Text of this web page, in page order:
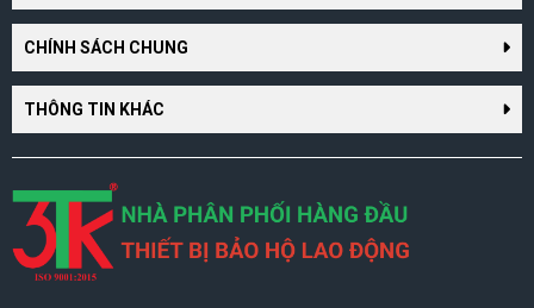
CHÍNH SÁCH CHUNG
THÔNG TIN KHÁC